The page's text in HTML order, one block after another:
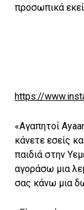
προσωπικά
https://
«Αγαπητοί
κάνετε εσείς
παιδιά στην
αγοράσω μια
σας κάνω μια